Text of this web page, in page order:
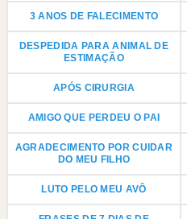
3 ANOS DE FALECIMENTO
DESPEDIDA PARA ANIMAL DE
ESTIMAÇÃO
APÓS CIRURGIA
AMIGO QUE PERDEU O PAI
AGRADECIMENTO POR CUIDAR
DO MEU FILHO
LUTO PELO MEU AVÔ